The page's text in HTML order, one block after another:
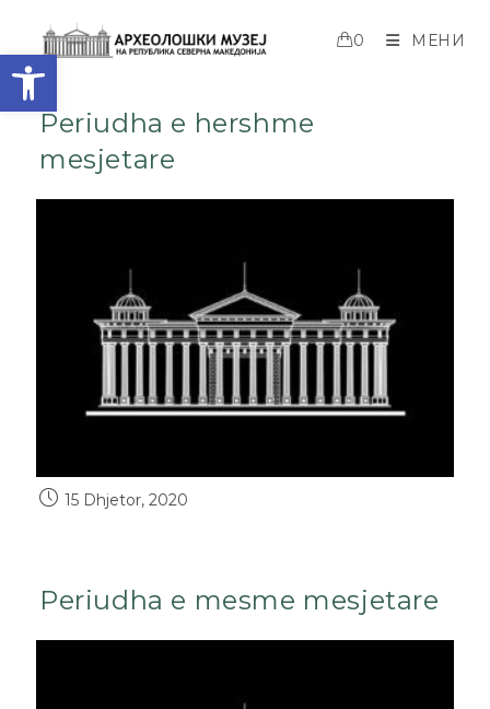
Open toolbar
0 МЕНИ
Periudha e hershme
mesjetare
15 Dhjetor, 2020
Periudha e mesme mesjetare